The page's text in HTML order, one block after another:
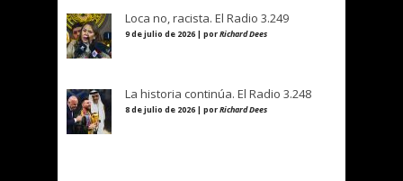
Loca no, racista. El Radio 3.249
9 de julio de 2026 | porRichard Dees
La historia continúa. El Radio 3.248
8 de julio de 2026 | porRichard Dees